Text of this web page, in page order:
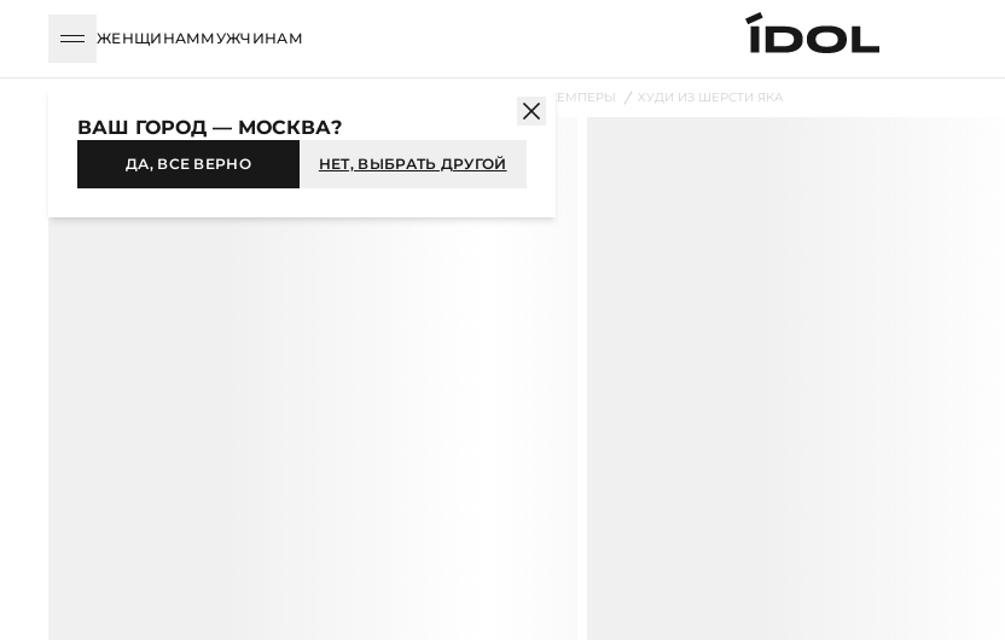
ЖЕНЩИНАММУЖЧИНАМ
ДЖЕМПЕРЫ ХУДИ ИЗ ШЕРСТИ ЯКА
ВАШ ГОРОД — МОСКВА?
ДА, ВСЕ ВЕРНО НЕТ, ВЫБРАТЬ ДРУГОЙ